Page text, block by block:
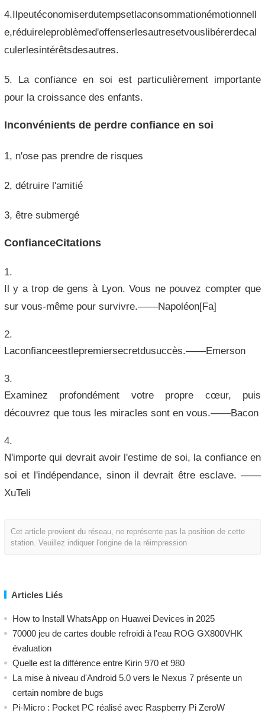
4.Ilpeutéconomiserdutempsetlaconsommationémotionnell
e,réduireleproblèmed'offenserlesautresetvouslibérerdecal
culerlesintérêtsdesautres.
5. La confiance en soi est particulièrement importante
pour la croissance des enfants.
Inconvénients de perdre confiance en soi
1, n'ose pas prendre de risques
2, détruire l'amitié
3, être submergé
ConfianceCitations
Il y a trop de gens à Lyon. Vous ne pouvez compter que
sur vous-même pour survivre.——Napoléon[Fa]
Laconfianceestlepremiersecretdusuccès.——Emerson
Examinez profondément votre propre cœur, puis
découvrez que tous les miracles sont en vous.——Bacon
N'importe qui devrait avoir l'estime de soi, la confiance en
soi et l'indépendance, sinon il devrait être esclave. ——
XuTeli
Cet article provient du réseau, ne représente pas la position de cette
station. Veuillez indiquer l'origine de la réimpression
Articles Liés
How to Install WhatsApp on Huawei Devices in 2025
70000 jeu de cartes double refroidi à l'eau ROG GX800VHK
évaluation
Quelle est la différence entre Kirin 970 et 980
La mise à niveau d'Android 5.0 vers le Nexus 7 présente un
certain nombre de bugs
Pi-Micro : Pocket PC réalisé avec Raspberry Pi ZeroW